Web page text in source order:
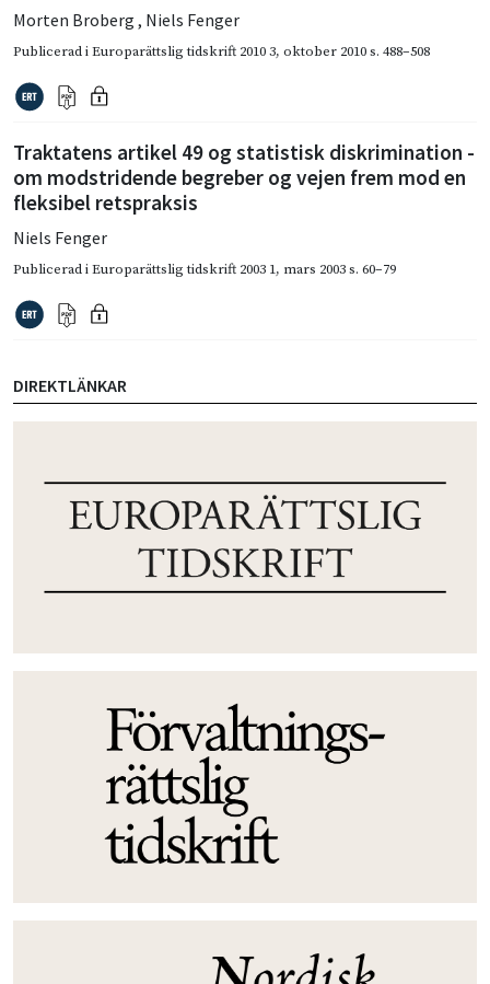
Morten Broberg , Niels Fenger
Publicerad iEuroparättslig tidskrift 2010 3, oktober 2010s. 488–508
Traktatens artikel 49 og statistisk diskrimination -
om modstridende begreber og vejen frem mod en
fleksibel retspraksis
Niels Fenger
Publicerad iEuroparättslig tidskrift 2003 1, mars 2003s. 60–79
DIREKTLÄNKAR